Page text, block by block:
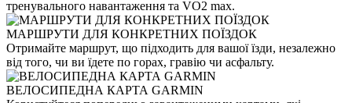
тренувального навантаження та VO2 max.
МАРШРУТИ ДЛЯ КОНКРЕТНИХ ПОЇЗДОК
Отримайте маршрут, що підходить для вашої їзди, незалежно
від того, чи ви їдете по горах, гравію чи асфальту.
ВЕЛОСИПЕДНА КАРТА GARMIN